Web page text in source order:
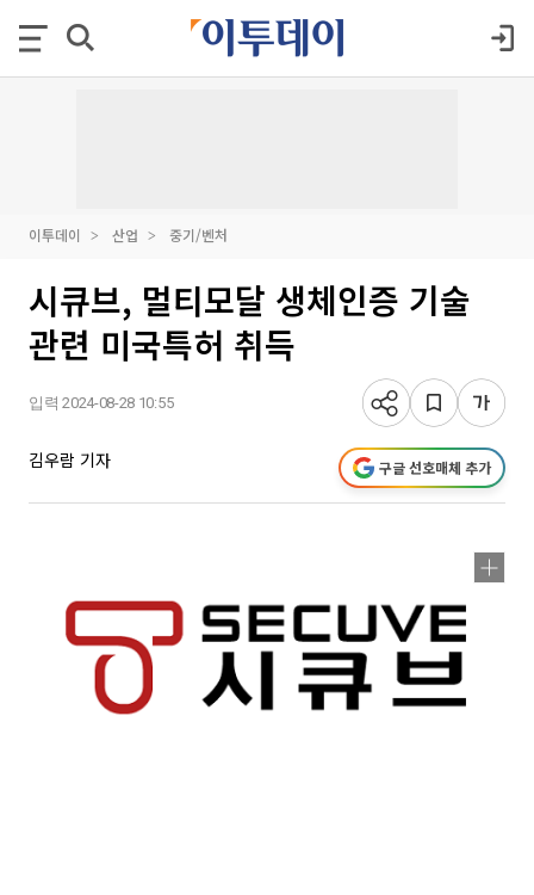
이투데이 산업 중기/벤처
시큐브, 멀티모달 생체인증 기술
관련 미국특허 취득
입력 2024-08-28 10:55
김우람 기자 구글 선호매체 추가